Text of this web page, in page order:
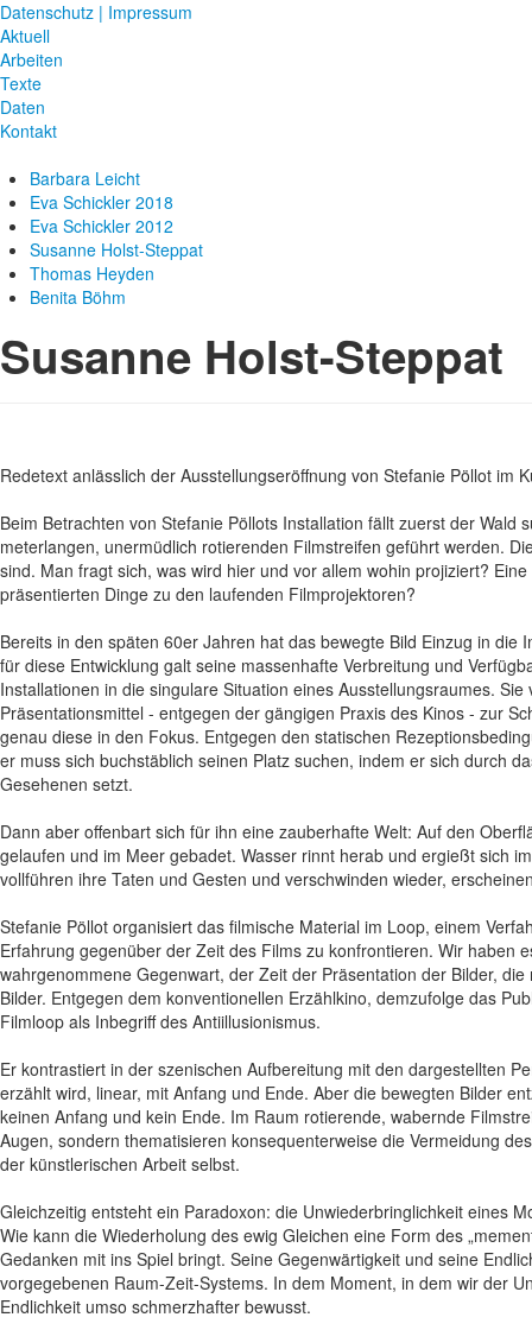
Datenschutz | Impressum
Aktuell
Arbeiten
Texte
Daten
Kontakt
Barbara Leicht
Eva Schickler 2018
Eva Schickler 2012
Susanne Holst-Steppat
Thomas Heyden
Benita Böhm
Susanne Holst-Steppat
Redetext anlässlich der Ausstellungseröffnung von Stefanie Pöllot im
Beim Betrachten von Stefanie Pöllots Installation fällt zuerst der
meterlangen, unermüdlich rotierenden Filmstreifen geführt werden.
sind. Man fragt sich, was wird hier und vor allem wohin projiziert?
präsentierten Dinge zu den laufenden Filmprojektoren?
Bereits in den späten 60er Jahren hat das bewegte Bild Einzug in
für diese Entwicklung galt seine massenhafte Verbreitung und
Installationen in die singulare Situation eines Ausstellungsraumes.
Präsentationsmittel - entgegen der gängigen Praxis des Kinos - zur
genau diese in den Fokus. Entgegen den statischen
er muss sich buchstäblich seinen Platz suchen, indem er sich durch
Gesehenen setzt.
Dann aber offenbart sich für ihn eine zauberhafte Welt: Auf den
gelaufen und im Meer gebadet. Wasser rinnt herab und ergießt sich
vollführen ihre Taten und Gesten und verschwinden wieder,
Stefanie Pöllot organisiert das filmische Material im Loop, einem
Erfahrung gegenüber der Zeit des Films zu konfrontieren. Wir haben
wahrgenommene Gegenwart, der Zeit der Präsentation der Bilder,
Bilder. Entgegen dem konventionellen Erzählkino, demzufolge das
Filmloop als Inbegriff des Antiillusionismus.
Er kontrastiert in der szenischen Aufbereitung mit den dargestellten
erzählt wird, linear, mit Anfang und Ende. Aber die bewegten Bilder
keinen Anfang und kein Ende. Im Raum rotierende, wabernde
Augen, sondern thematisieren konsequenterweise die Vermeidung
der künstlerischen Arbeit selbst.
Gleichzeitig entsteht ein Paradoxon: die Unwiederbringlichkeit eines
Wie kann die Wiederholung des ewig Gleichen eine Form des
Gedanken mit ins Spiel bringt. Seine Gegenwärtigkeit und seine
vorgegebenen Raum-Zeit-Systems. In dem Moment, in dem wir der
Endlichkeit umso schmerzhafter bewusst.